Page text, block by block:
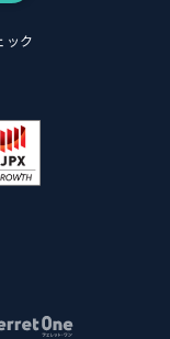
ック